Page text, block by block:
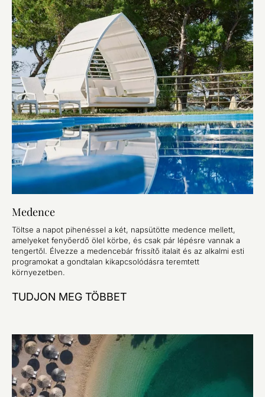
Medence
Töltse a napot pihenéssel a két, napsütötte medence mellett,
amelyeket fenyőerdő ölel körbe, és csak pár lépésre vannak a
tengertől. Élvezze a medencebár frissítő italait és az alkalmi esti
programokat a gondtalan kikapcsolódásra teremtett
környezetben.
TUDJON MEG TÖBBET